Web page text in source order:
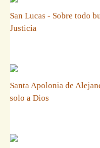
San Lucas - Sobre todo
Justicia
Santa Apolonia de
solo a Dios